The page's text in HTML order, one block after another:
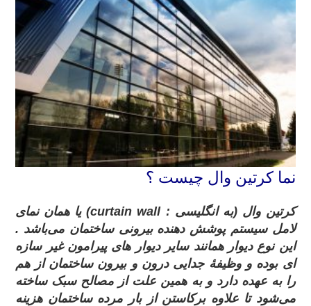
نما کرتین وال چیست ؟
کرتین وال (به انگلیسی :curtain wall) یا همان نمای
لامل سیستم پوشش دهنده بیرونی ساختمان می‌باشد .
این نوع دیوار همانند سایر دیوار های پیرامون غیر سازه‌
ای بوده و وظیفهٔ جدایی درون و بیرون ساختمان از هم
را به عهده دارد و به همین علت از مصالح سبک ساخته
می‌شود تا علاوه برکاستن از بار مرده ساختمان هزینه